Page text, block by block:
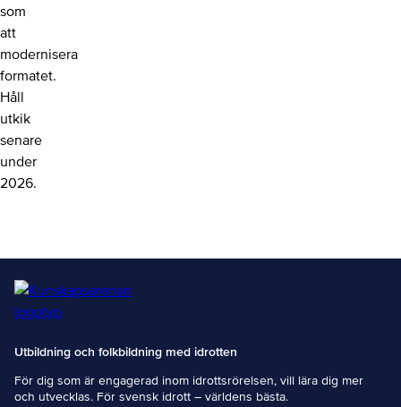
som
att
modernisera
formatet.
Håll
utkik
senare
under
2026.
Utbildning och folkbildning med idrotten
För dig som är engagerad inom idrottsrörelsen, vill lära dig mer
och utvecklas. För svensk idrott – världens bästa.